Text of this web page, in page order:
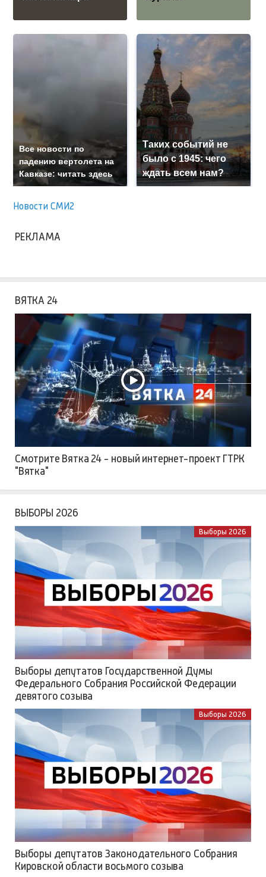
Все новости по
падению вертолета на
Кавказе: читать здесь
Таких событий не
было с 1945: чего
ждать всем нам?
Новости СМИ2
РЕКЛАМА
ВЯТКА 24
Смотрите Вятка 24 - новый интернет-проект ГТРК
"Вятка"
ВЫБОРЫ 2026
Выборы 2026
Выборы депутатов Государственной Думы
Федерального Собрания Российской Федерации
девятого созыва
Выборы 2026
Выборы депутатов Законодательного Собрания
Кировской области восьмого созыва